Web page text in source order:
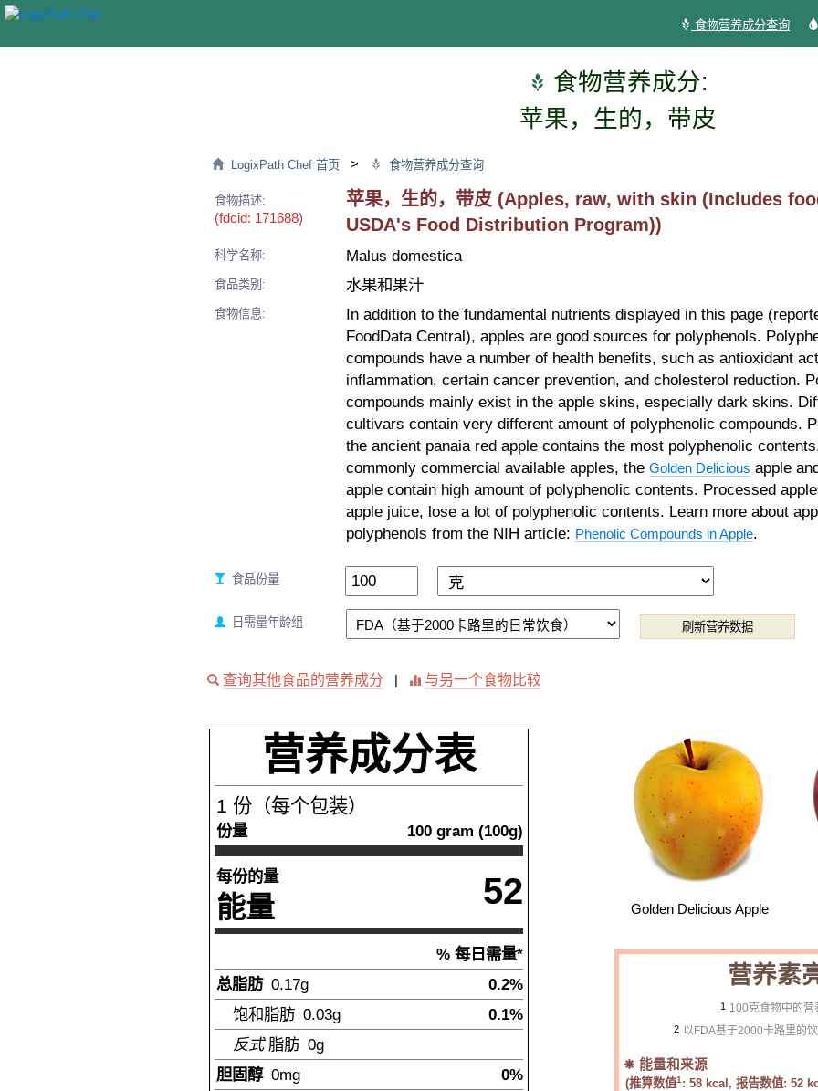
食物营养成分查询
食物营养成分:
苹果，生的，带皮
LogixPath Chef 首页 > 食物营养成分查询
食物描述:
(fdcid: 171688)
苹果，生的，带皮 (Apples, raw, with skin (Includes
USDA's Food Distribution Program))
科学名称: Malus domestica
食品类别: 水果和果汁
食物信息:
In addition to the fundamental nutrients displayed in this page
FoodData Central), apples are good sources for polyphenols.
compounds have a number of health benefits, such as antioxidant
inflammation, certain cancer prevention, and cholesterol reduction.
compounds mainly exist in the apple skins, especially dark skins.
cultivars contain very different amount of polyphenolic compounds.
the ancient panaia red apple contains the most polyphenolic
commonly commercial available apples, the Golden Delicious apple
apple contain high amount of polyphenolic contents. Processed
apple juice, lose a lot of polyphenolic contents. Learn more about
polyphenols from the NIH article: Phenolic Compounds in Apple.
食品份量
日需量年龄组 刷新营养数据
查询其他食品的营养成分 与另一个食物比较
营养成分表
1 份（每个包装）
份量 100 gram (100g)
每份的量
能量 52
% 每日需量*
总脂肪 0.17g
0.2%
饱和脂肪 0.03g
0.1%
反式脂肪 0g
胆固醇 0mg
0%
Golden Delicious Apple
营养素
1 100克食物中的营
2 以FDA基于2000卡路里的
能量和来源
(推算数值1 :58 kcal, 报告数值:52